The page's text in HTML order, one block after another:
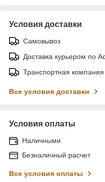
Условия доставки
Самовывоз
Доставка курьером по
Транспортная компания
Все условия доставки
Условия оплаты
Наличными
Безналичный расчет
Все условия оплаты